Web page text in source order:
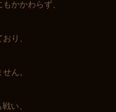
かかわらず、
り、
ん。
い、